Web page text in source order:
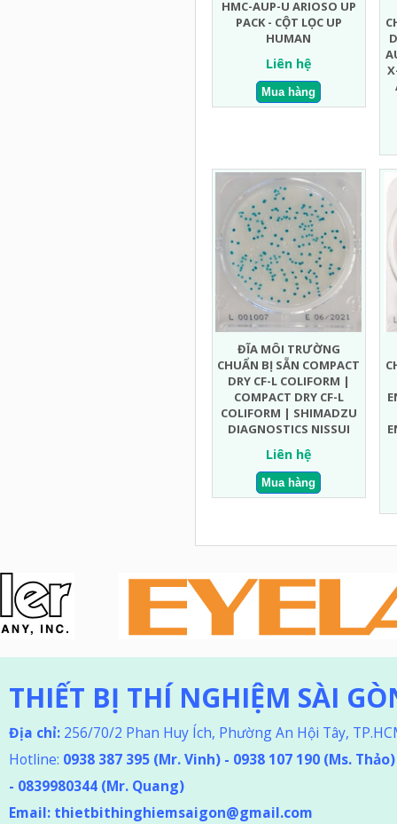
HMC-AUP-U ARIOSO UP
PACK - CỘT LỌC UP
HUMAN
Liên hệ
ĐĨA MÔI TRƯỜNG
CHUẨN BỊ SẴN COMPACT
DRY CF-L COLIFORM |
COMPACT DRY CF-L
COLIFORM | SHIMADZU
DIAGNOSTICS NISSUI
Liên hệ
THIẾT BỊ THÍ NGHIỆM SÀI
Địa chỉ: 256/70/2 Phan Huy Ích, Phường An Hội Tây,
Hotline: 0938 387 395 (Mr. Vinh) - 0938 107 190 (Ms. Thảo)
- 0839980344 (Mr. Quang)
Email: thietbithinghiemsaigon@gmail.com